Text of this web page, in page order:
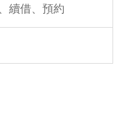
續借、預約